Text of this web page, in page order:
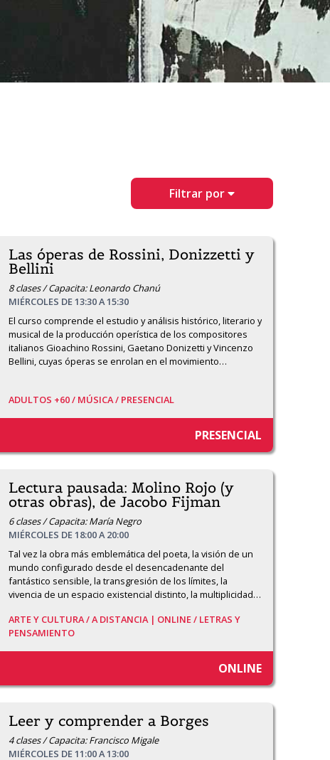
Filtrar por
Las óperas de Rossini, Donizzetti y
Bellini
8 clases / Capacita: Leonardo Chanú
MIÉRCOLES DE 13:30 A 15:30
El curso comprende el estudio y análisis histórico, literario y
musical de la producción operística de los compositores
italianos Gioachino Rossini, Gaetano Donizetti y Vincenzo
Bellini, cuyas óperas se enrolan en el movimiento…
ADULTOS +60 / MÚSICA / PRESENCIAL
PRESENCIAL
Lectura pausada: Molino Rojo (y
otras obras), de Jacobo Fijman
6 clases / Capacita: María Negro
MIÉRCOLES DE 18:00 A 20:00
Tal vez la obra más emblemática del poeta, la visión de un
mundo configurado desde el desencadenante del
fantástico sensible, la transgresión de los límites, la
vivencia de un espacio existencial distinto, la multiplicidad…
ARTE Y CULTURA /A DISTANCIA | ONLINE / LETRAS Y
PENSAMIENTO
ONLINE
Leer y comprender a Borges
4 clases / Capacita: Francisco Migale
MIÉRCOLES DE 11:00 A 13:00